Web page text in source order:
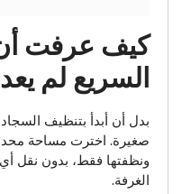
كيف عرفت
السريع لم
بدل أن أبدأ بتنظيف
صغيرة. اخترت مساحة
ونظفتها فقط، بدون نقل
الغرفة.